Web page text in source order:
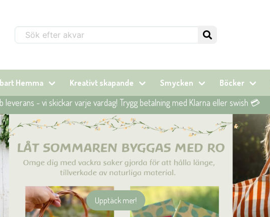
Sök...
Hemma Kreativt skapande Smycken Böcker
leverans - vi skickar varje vardag! Trygg betalning med Klarna eller swish 💳
Upptäck mer!